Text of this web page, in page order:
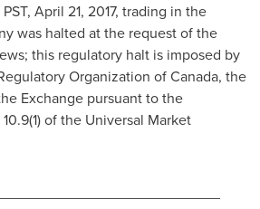
April 21, 2017, trading in the
was halted at the request of the
this regulatory halt is imposed by
Organization ofCanada, the
Exchange pursuant to the
of the Universal Market